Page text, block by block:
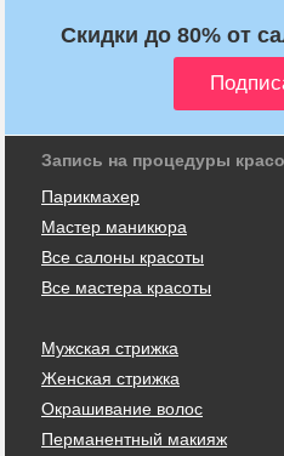
Скидки до 80% от
Запись на процедуры
Парикмахер
Мастер маникюра
Все салоны красоты
Все мастера красоты
Мужская стрижка
Женская стрижка
Окрашивание волос
Перманентный макияж